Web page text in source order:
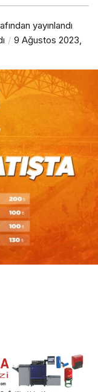
yayınlandı
9 Ağustos 2023,